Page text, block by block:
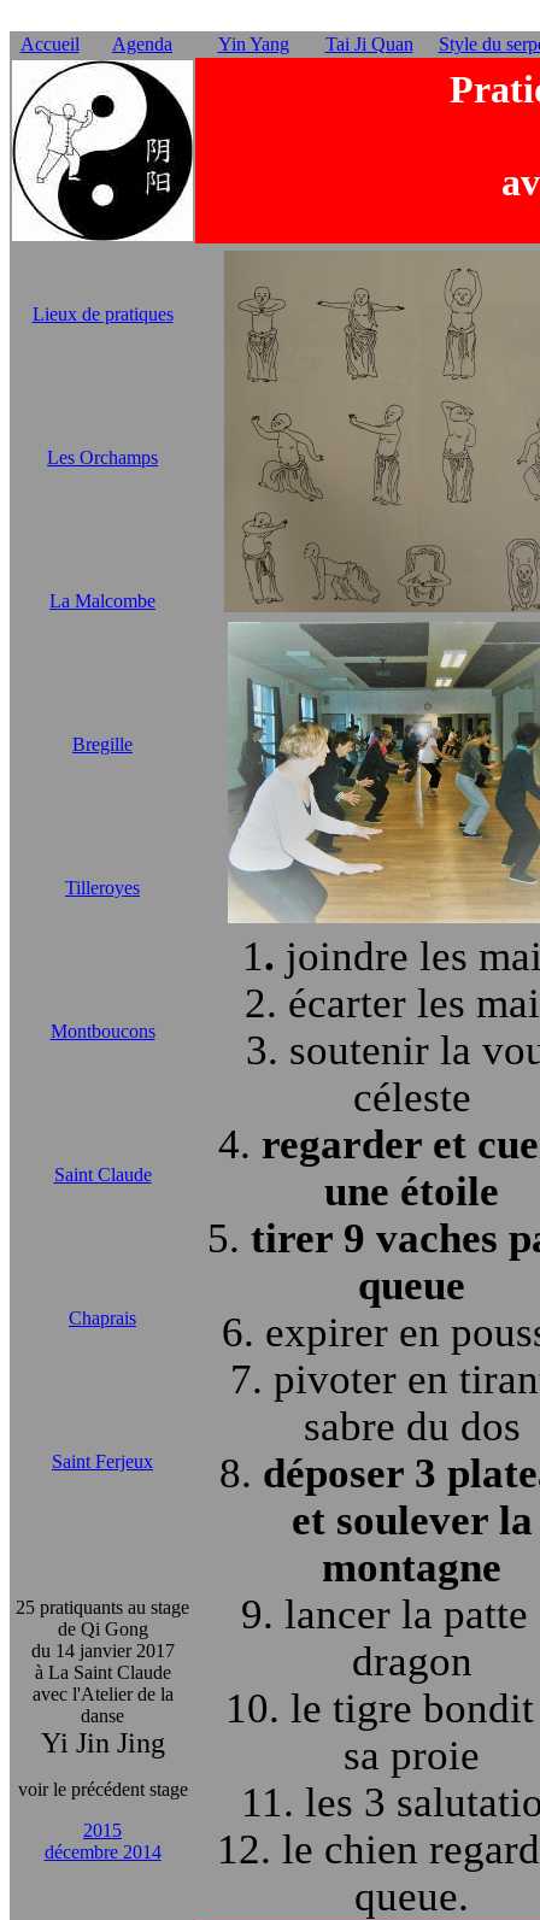
Accueil Agenda Yin Yang Tai Ji Quan Style du
Lieux de pratiques
1. joindre les
2. écarter les
3. soutenir la
céleste
4. regarder et
une étoile
5. tirer 9 vaches
queue
6. expirer en
7. pivoter en
sabre du dos
8. déposer 3
et soulever la
montagne
9. lancer la patte
dragon
10. le tigre
sa proie
11. les 3
12. le chien
queue.
Les Orchamps
La Malcombe
Bregille
Tilleroyes
Montboucons
Saint Claude
Chaprais
Saint Ferjeux
25 pratiquants au stage
de Qi Gong
du 14 janvier 2017
à La Saint Claude
avec l'Atelier de la
danse
Yi Jin Jing
voir le précédent stage
2015
décembre 2014